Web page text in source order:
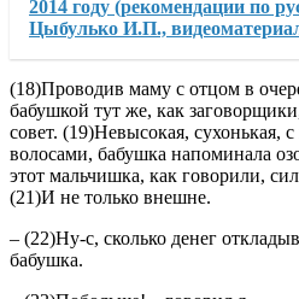
2014 году (рекомендации по
Цыбулько И.П.,
(18)Проводив маму с отцом в
бабушкой тут же, как
совет. (19)Невысокая, сухонькая,
волосами, бабушка напоминала
этот мальчишка, как говорили,
(21)И не только внешне.
– (22)Ну-с, сколько денег
бабушка.